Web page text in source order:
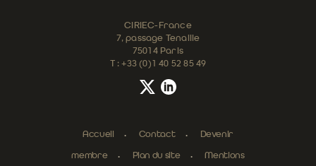
CIRIEC-France
7, passage Tenaille
75014 Paris
T : +33 (0)1 40 52 85 49
Accueil Contact Devenir
membre Plan du site Mentions